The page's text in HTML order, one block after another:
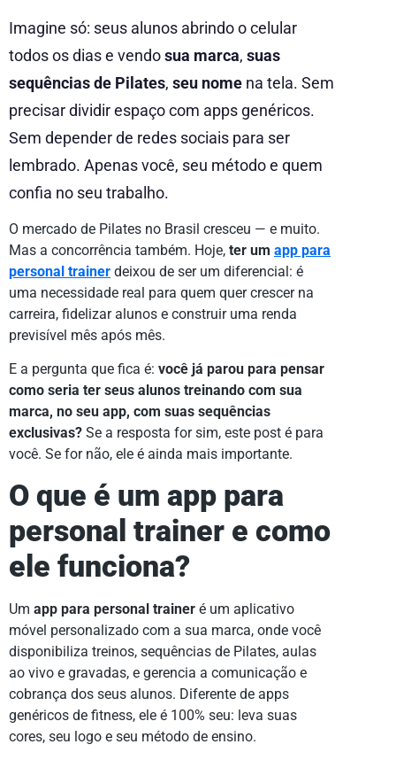
Imagine só: seus alunos abrindo o celular
todos os dias e vendosua marca, suas
sequências de Pilates, seu nome na tela. Sem
precisar dividir espaço com apps genéricos.
Sem depender de redes sociais para ser
lembrado. Apenas você, seu método e quem
confia no seu trabalho.
O mercado de Pilates no Brasil cresceu — e muito.
Mas a concorrência também. Hoje, ter um app para
personal trainer deixou de ser um diferencial: é
uma necessidade real para quem quer crescer na
carreira, fidelizar alunos e construir uma renda
previsível mês após mês.
E a pergunta que fica é: você já parou para pensar
como seria ter seus alunos treinando com sua
marca, no seu app, com suas sequências
exclusivas? Se a resposta for sim, este post é para
você. Se for não, ele é ainda mais importante.
O que é um app para
personal trainer e como
ele funciona?
Um app para personal trainer é um aplicativo
móvel personalizado com a sua marca, onde você
disponibiliza treinos, sequências de Pilates, aulas
ao vivo e gravadas, e gerencia a comunicação e
cobrança dos seus alunos. Diferente de apps
genéricos de fitness, ele é 100% seu: leva suas
cores, seu logo e seu método de ensino.